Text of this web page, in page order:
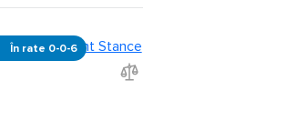
În rate 0-0-6